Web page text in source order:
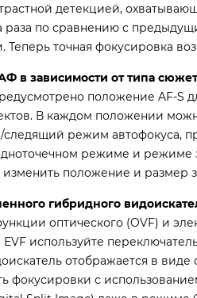
детекцией,
раза по сравнению с
Теперь точная фокусировка
в зависимости от типа
положение AF-
В каждом положении
режим автофокуса,
режиме и режиме
изменить положение и размер
гибридного
оптического (OVF) и
используйте
отображается в
фокусировки с